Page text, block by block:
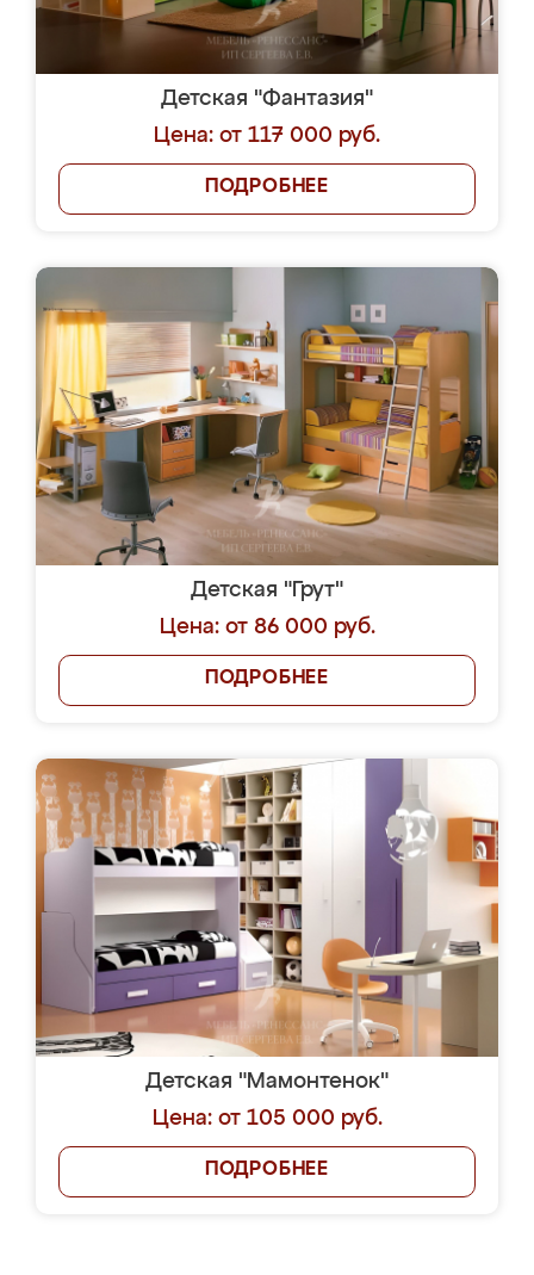
Детская "Фантазия"
Цена: от 117 000 руб.
ПОДРОБНЕЕ
Детская "Грут"
Цена: от 86 000 руб.
ПОДРОБНЕЕ
Детская "Мамонтенок"
Цена: от 105 000 руб.
ПОДРОБНЕЕ